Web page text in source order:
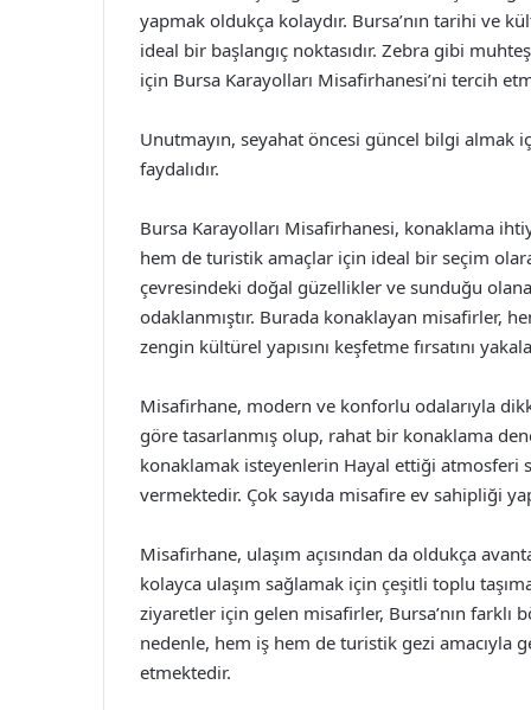
yapmak oldukça kolaydır. Bursa’nın tarihi ve
ideal bir başlangıç noktasıdır. Zebra gibi
için Bursa Karayolları Misafirhanesi’ni tercih
Unutmayın, seyahat öncesi güncel bilgi almak
faydalıdır.
Bursa Karayolları Misafirhanesi, konaklama
hem de turistik amaçlar için ideal bir seçim
çevresindeki doğal güzellikler ve sunduğu
odaklanmıştır. Burada konaklayan misafirler,
zengin kültürel yapısını keşfetme fırsatını
Misafirhane, modern ve konforlu odalarıyla
göre tasarlanmış olup, rahat bir konaklama
konaklamak isteyenlerin Hayal ettiği
vermektedir. Çok sayıda misafire ev sahipliği
Misafirhane, ulaşım açısından da oldukça
kolayca ulaşım sağlamak için çeşitli toplu
ziyaretler için gelen misafirler, Bursa’nın farklı
nedenle, hem iş hem de turistik gezi amacıyla
etmektedir.